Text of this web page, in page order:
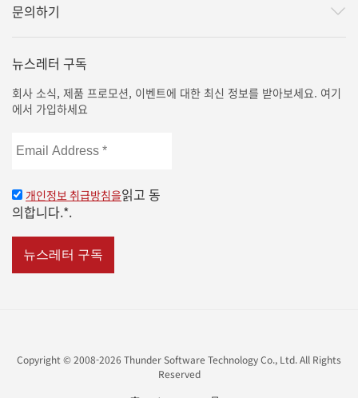
문의하기
뉴스레터 구독
회사 소식, 제품 프로모션, 이벤트에 대한 최신 정보를 받아보세요. 여기
에서 가입하세요
Address
개인정보 취급방침을읽고 동
의합니다.*.
Copyright © 2008-2026 Thunder Software Technology Co., Ltd. All Rights
Reserved